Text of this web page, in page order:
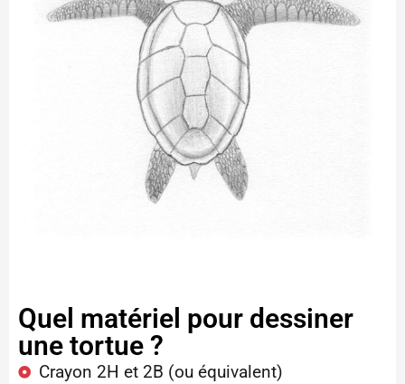
Quel matériel pour dessiner
une tortue ?
Crayon 2H et 2B (ou équivalent)